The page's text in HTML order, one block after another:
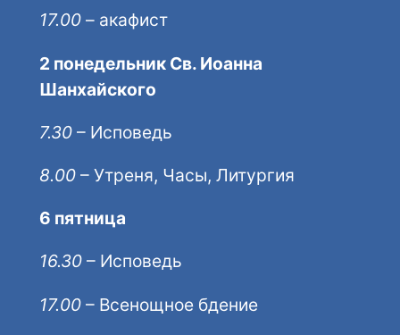
17.00– акафист
2 понедельник Св. Иоанна
Шанхайского
7.30– Исповедь
8.00– Утреня, Часы, Литургия
6 пятница
16.30– Исповедь
17.00– Всенощное бдение